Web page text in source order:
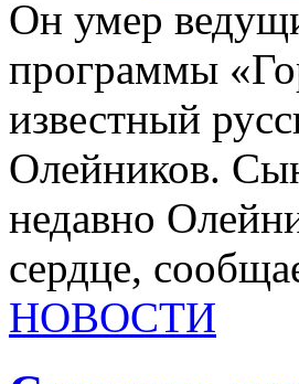
Он умер
программы
известный
Олейников.
недавно
сердце,
НОВОСТИ